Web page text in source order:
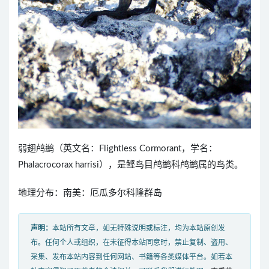
弱翅鸬鹚（英文名：Flightless Cormorant，学名：
Phalacrocorax harrisi），是鲣鸟目鸬鹚科鸬鹚属的鸟类。
地理分布：南美：厄瓜多尔科隆群岛
声明： 本站所有文章，如无特殊说明或标注，均为本站原创发
布。任何个人或组织，在未征得本站同意时，禁止复制、盗用、
采集、发布本站内容到任何网站、书籍等各类媒体平台。如若本